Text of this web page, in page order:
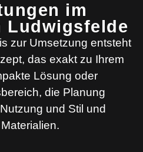
im
Ludwigsfelde
zur Umsetzung entsteht
das exakt zu Ihrem
Lösung oder
die Planung
und Stil und